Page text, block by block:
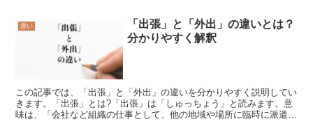
違い
「出張」と「外出」の違いとは？
分かりやすく解釈
この記事では、「出張」と「外出」の違いを分かりやすく説明してい
きます。「出張」とは?「出張」は「しゅっちょう」と読みます。意
味は、「会社など組織の仕事として、他の地域や場所に臨時に派遣さ